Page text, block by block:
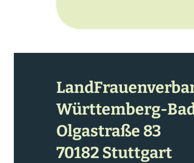
Württemberg-
Olgastraße 83
70182 Stuttgart